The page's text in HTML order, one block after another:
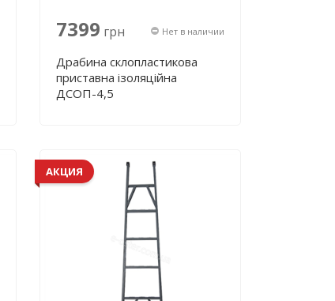
7399 грн Нет в наличии
Драбина склопластикова
приставна ізоляційна
ДСОП-4,5
АКЦИЯ